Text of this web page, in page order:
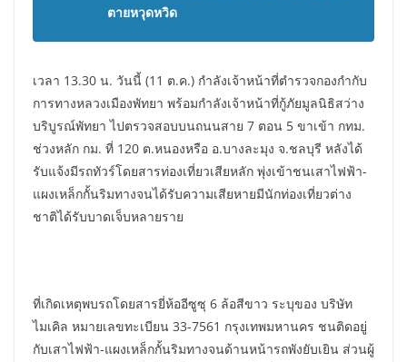
ตายหวุดหวิด
เวลา 13.30 น. วันนี้ (11 ต.ค.) กำลังเจ้าหน้าที่ตำรวจกองกำกับ
การทางหลวงเมืองพัทยา พร้อมกำลังเจ้าหน้าที่กู้ภัยมูลนิธิสว่าง
บริบูรณ์พัทยา ไปตรวจสอบบนถนนสาย 7 ตอน 5 ขาเข้า กทม.
ช่วงหลัก กม. ที่ 120 ต.หนองหรือ อ.บางละมุง จ.ชลบุรี หลังได้
รับแจ้งมีรถทัวร์โดยสารท่องเที่ยวเสียหลัก พุ่งเข้าชนเสาไฟฟ้า-
แผงเหล็กกั้นริมทางจนได้รับความเสียหายมีนักท่องเที่ยวต่าง
ชาติได้รับบาดเจ็บหลายราย
ที่เกิดเหตุพบรถโดยสารยี่ห้ออีซูซุ 6 ล้อสีขาว ระบุของ บริษัท
ไมเคิล หมายเลขทะเบียน 33-7561 กรุงเทพมหานคร ชนติดอยู่
กับเสาไฟฟ้า-แผงเหล็กกั้นริมทางจนด้านหน้ารถพังยับเยิน ส่วนผู้